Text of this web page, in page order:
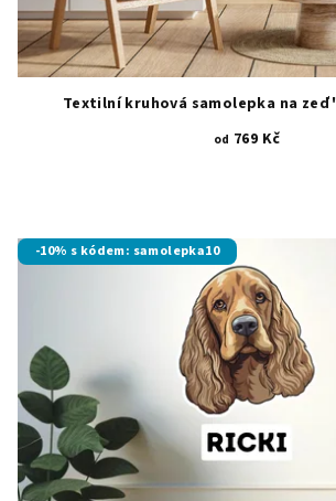
Textilní kruhová samolepka na zeď
od 769 Kč
-10% s kódem: samolepka10